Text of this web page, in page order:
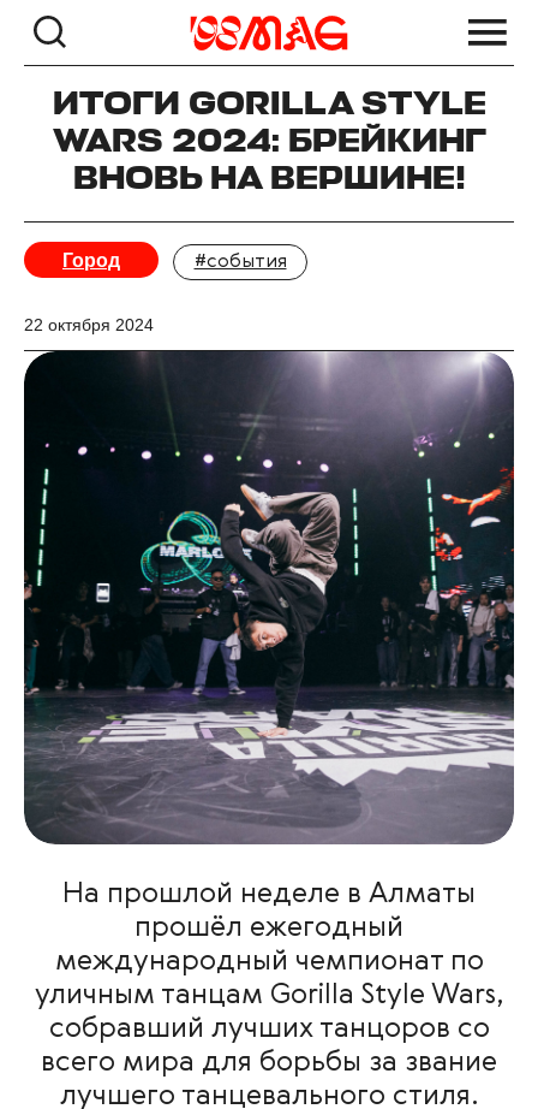
ИТОГИ GORILLA STYLE
WARS 2024: БРЕЙКИНГ
ВНОВЬ НА ВЕРШИНЕ!
Город #события
22 октября 2024
На прошлой неделе в Алматы
прошёл ежегодный
международный чемпионат по
уличным танцам Gorilla Style Wars,
собравший лучших танцоров со
всего мира для борьбы за звание
лучшего танцевального стиля.